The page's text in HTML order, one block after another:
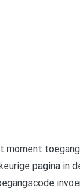
moment
pagina in